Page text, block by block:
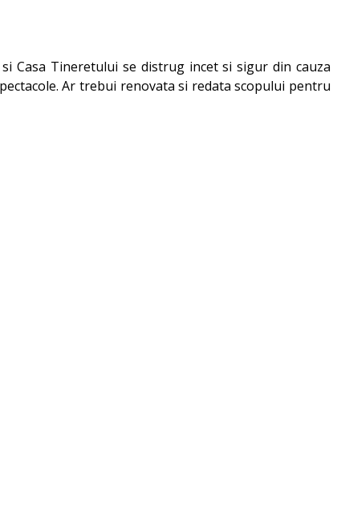
Casa Tineretului se distrug incet si sigur din cauza
Ar trebui renovata si redata scopului pentru